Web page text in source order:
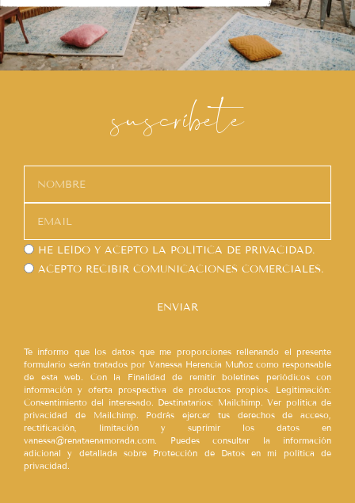
suscríbete
HE LEÍDO Y ACEPTO LA POLÍTICA DE PRIVACIDAD.
ACEPTO RECIBIR COMUNICACIONES COMERCIALES.
ENVIAR
Te informo que los datos que me proporciones rellenando el presente
formulario serán tratados por Vanessa Herencia Muñoz como responsable
de esta web. Con la Finalidad de remitir boletines periódicos con
información y oferta prospectiva de productos propios. Legitimación:
Consentimiento del interesado. Destinatarios: Mailchimp. Ver política de
privacidad de Mailchimp. Podrás ejercer tus derechos de acceso,
rectificación, limitación y suprimir los datos en
vanessa@renataenamorada.com. Puedes consultar la información
adicional y detallada sobre Protección de Datos en mi política de
privacidad.